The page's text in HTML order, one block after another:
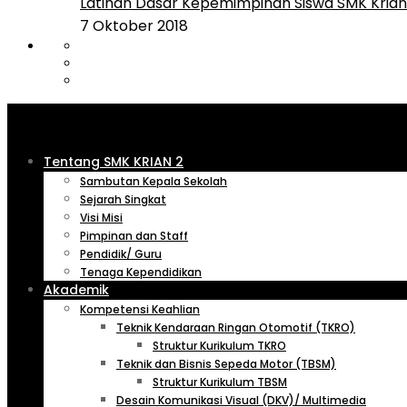
7 Oktober 2018
Tentang SMK KRIAN 2
Sambutan Kepala Sekolah
Sejarah Singkat
Visi Misi
Pimpinan dan Staff
Pendidik/ Guru
Tenaga Kependidikan
Akademik
Kompetensi Keahlian
Teknik Kendaraan Ringan Otomotif (TKRO)
Struktur Kurikulum TKRO
Teknik dan Bisnis Sepeda Motor (TBSM)
Struktur Kurikulum TBSM
Desain Komunikasi Visual (DKV)/ Multimedia